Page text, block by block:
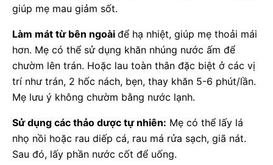
giúp mẹ mau giảm sốt.
Làm mát từ bên ngoài để hạ nhiệt, giúp mẹ thoải mái
hơn. Mẹ có thể sử dụng khăn nhúng nước ấm để
chườm lên trán. Hoặc lau toàn thân đặc biệt ở các vị
trí như trán, 2 hốc nách, bẹn, thay khăn 5-6 phút/lần.
Mẹ lưu ý không chườm bằng nước lạnh.
Sử dụng các thảo dược tự nhiên: Mẹ có thể lấy lá
nhọ nồi hoặc rau diếp cá, rau má rửa sạch, giã nát.
Sau đó, lấy phần nước cốt để uống.